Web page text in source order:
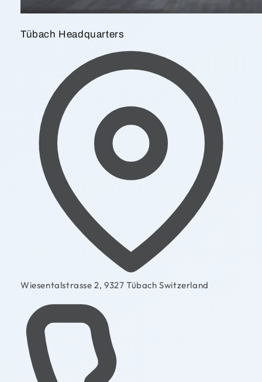
Tübach Headquarters
Wiesentalstrasse 2, 9327 Tübach Switzerland